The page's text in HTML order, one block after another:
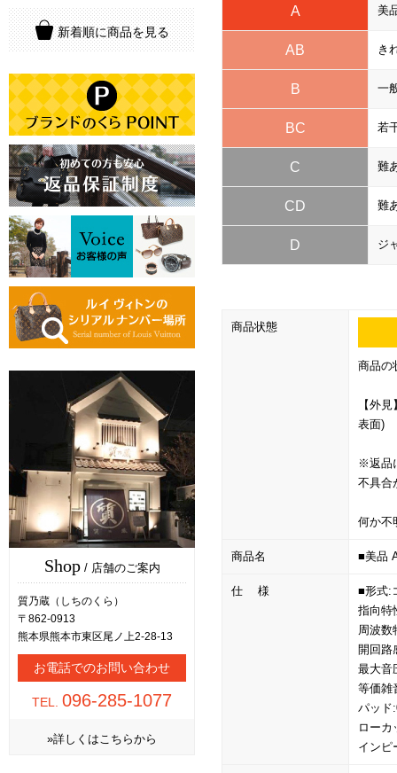
新着順に商品を見る
Shop/ 店舗のご案内
質乃蔵（しちのくら）
〒862-0913
熊本県熊本市東区尾ノ上2-28-13
お電話でのお問い合わせ
TEL. 096-285-1077
»詳しくはこちらから
A 美
AB き
B 一
BC 若
C 難
CD 難
D ジ
商品状態
商品の
【外
表面)
※返品
不具合
何か不
商品名 ■美品
仕 様
■形式:
指向特
周波数
開回路
最大音
等価雑
パッド
ローカ
インピ